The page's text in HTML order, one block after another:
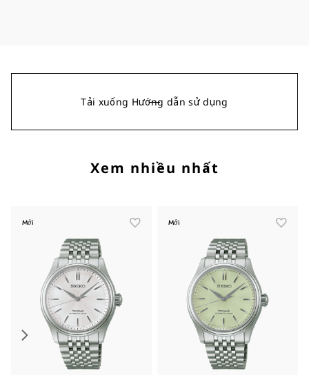
Tải xuống Hướng dẫn sử dụng
Xem nhiều nhất
Mới Mới